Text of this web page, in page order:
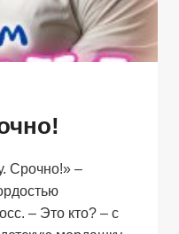
Срочно!» –
– Это кто? – с